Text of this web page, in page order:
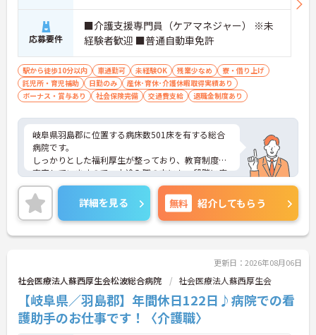
応募要件
■介護支援専門員（ケアマネジャー） ※未
経験者歓迎 ■普通自動車免許
駅から徒歩10分以内 車通勤可 未経験OK 残業少なめ
寮・借り上げ
託児所・育児補助
日勤のみ
産休･育休･介護休暇取得実績あり
ボーナス・賞与あり
社会保険完備 交通費支給 退職金制度あり
岐阜県羽島郡に位置する病床数501床を有する総合
病院です。
しっかりとした福利厚生が整っており、教育制度も
充実していますので、中途入職の方にも、段階に応
じた研修がありますので、未経験の方も安心してお
仕事に慣れていただけます！
ご興味のある方は是非ご応募ください。
詳細を見る 無料 紹介してもらう
更新日：2026年08月06日
社会医療法人蘇西厚生会松波総合病院 社会医療法人蘇西厚生会
【岐阜県／羽島郡】年間休日122日♪病院での看
護助手のお仕事です！〈介護職〉